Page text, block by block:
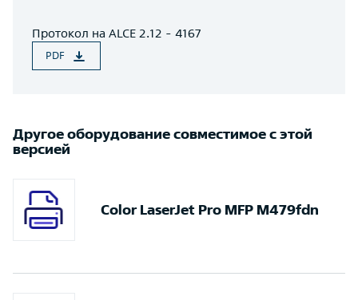
Протокол на ALCE 2.12 - 4167
PDF
Другое оборудование совместимое с этой
версией
Color LaserJet Pro MFP M479fdn